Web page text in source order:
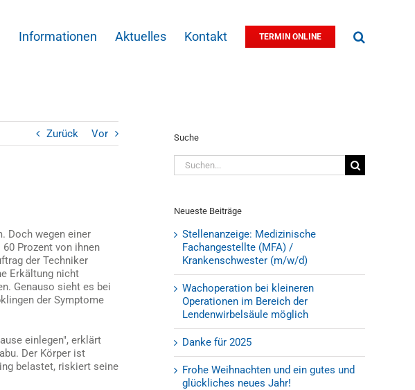
Informationen Aktuelles Kontakt TERMIN ONLINE
Zurück Vor
Doch wegen einer
Prozent von ihnen
der Techniker
Erkältung nicht
Genauso sieht es bei
der Symptome
einlegen", erklärt
Der Körper ist
belastet, riskiert seine
Suche
Suche
nach:
Neueste Beiträge
Stellenanzeige: Medizinische
Fachangestellte (MFA) /
Krankenschwester (m/w/d)
Wachoperation bei kleineren
Operationen im Bereich der
Lendenwirbelsäule möglich
Danke für 2025
Frohe Weihnachten und ein gutes und
glückliches neues Jahr!